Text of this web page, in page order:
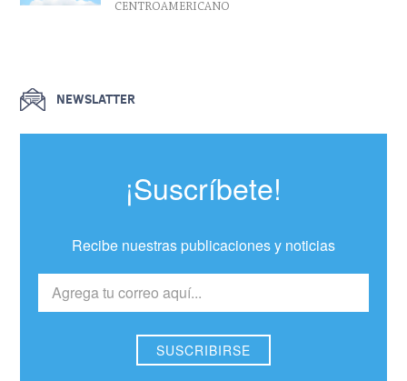
CENTROAMERICANO
NEWSLATTER
¡Suscríbete!
Recibe nuestras publicaciones y noticias